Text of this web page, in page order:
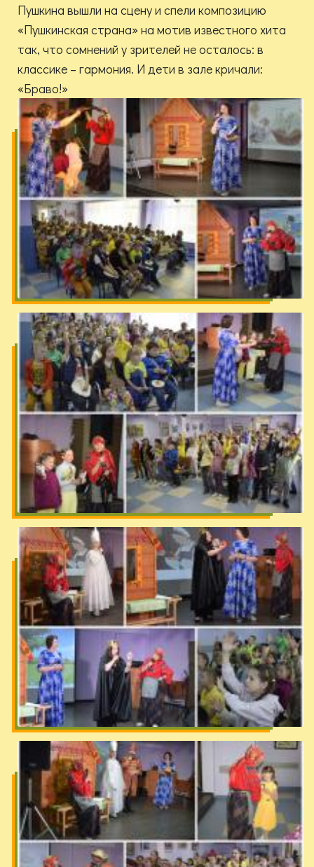
Пушкина вышли на сцену и спели композицию
«Пушкинская страна» на мотив известного хита
так, что сомнений у зрителей не осталось: в
классике – гармония. И дети в зале кричали:
«Браво!»